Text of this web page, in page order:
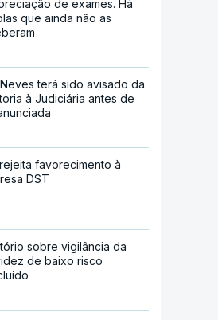
de exames. Há
que ainda não as
terá sido avisado da
à Judiciária antes de
favorecimento à
DST
sobre vigilância da
de baixo risco